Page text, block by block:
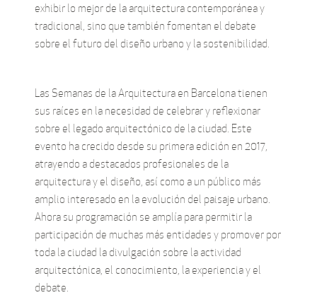
exhibir lo mejor de la arquitectura contemporánea y
tradicional, sino que también fomentan el debate
sobre el futuro del diseño urbano y la sostenibilidad.
Las Semanas de la Arquitectura en Barcelona tienen
sus raíces en la necesidad de celebrar y reflexionar
sobre el legado arquitectónico de la ciudad. Este
evento ha crecido desde su primera edición en 2017,
atrayendo a destacados profesionales de la
arquitectura y el diseño, así como a un público más
amplio interesado en la evolución del paisaje urbano.
Ahora su programación se amplía para permitir la
participación de muchas más entidades y promover por
toda la ciudad la divulgación sobre la actividad
arquitectónica, el conocimiento, la experiencia y el
debate.